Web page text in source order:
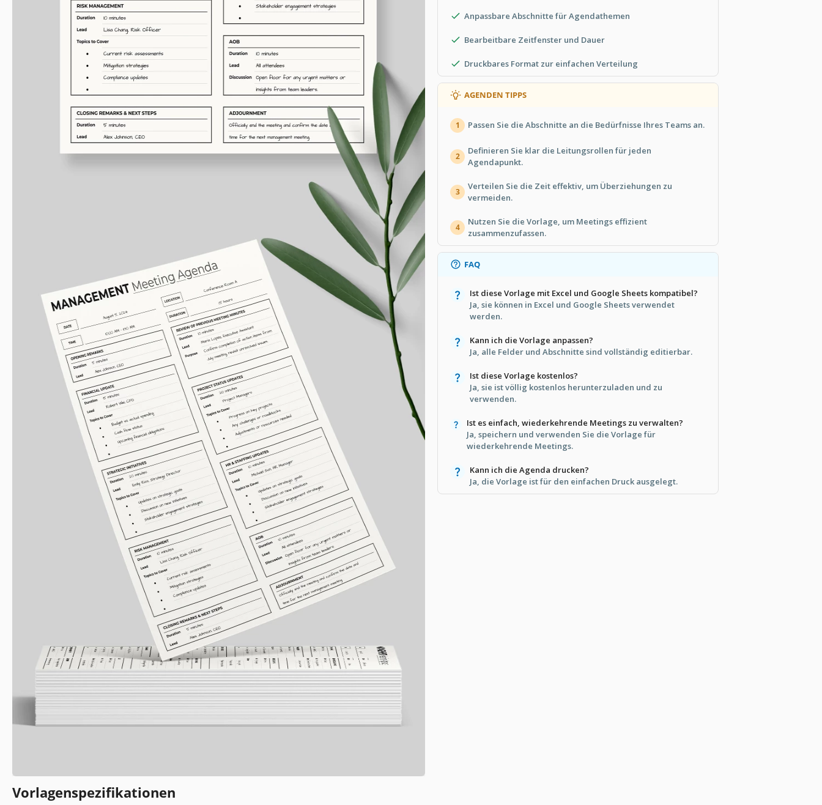
Vorlagenspezifikationen
Anpassbare Abschnitte für Agendathemen
Bearbeitbare Zeitfenster und Dauer
Druckbares Format zur einfachen Verteilung
AGENDEN TIPPS
1 Passen Sie die Abschnitte an die Bedürfnisse Ihres Teams an.
2
Definieren Sie klar die Leitungsrollen für jeden
Agendapunkt.
3
Verteilen Sie die Zeit effektiv, um Überziehungen zu
vermeiden.
4
Nutzen Sie die Vorlage, um Meetings effizient
zusammenzufassen.
FAQ
Ist diese Vorlage mit Excel und Google Sheets kompatibel?
Ja, sie können in Excel und Google Sheets verwendet
werden.
Kann ich die Vorlage anpassen?
Ja, alle Felder und Abschnitte sind vollständig editierbar.
Ist diese Vorlage kostenlos?
Ja, sie ist völlig kostenlos herunterzuladen und zu
verwenden.
Ist es einfach, wiederkehrende Meetings zu verwalten?
Ja, speichern und verwenden Sie die Vorlage für
wiederkehrende Meetings.
Kann ich die Agenda drucken?
Ja, die Vorlage ist für den einfachen Druck ausgelegt.